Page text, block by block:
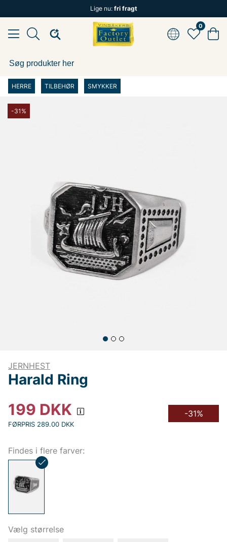
Lige nu: fri fragt
0
HERRE TILBEHØR SMYKKER
-31%
JERNHEST
Harald Ring
199 DKK
FØRPRIS 289.00 DKK
-31%
Findes i flere farver:
Vælg størrelse